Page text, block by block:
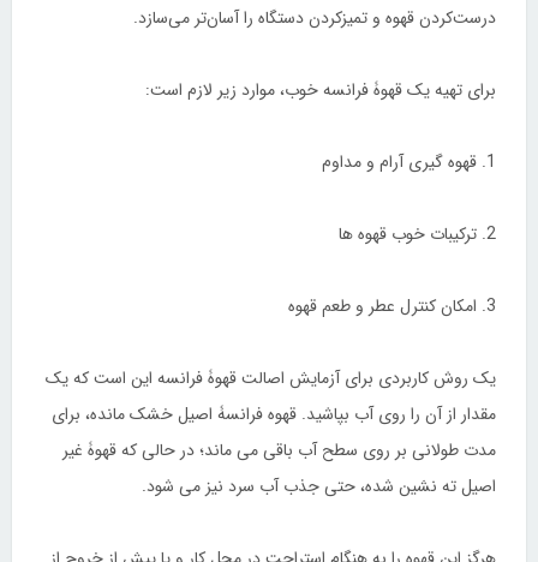
درست‌کردن قهوه و تمیزکردن دستگاه را آسان‌تر می‌سازد.
برای تهیه یک قهوۀ فرانسه خوب، موارد زیر لازم است:
1. قهوه گیری آرام و مداوم
2. ترکیبات خوب قهوه ها
3. امکان کنترل عطر و طعم قهوه
یک روش کاربردی برای آزمایش اصالت قهوۀ فرانسه این است که یک
مقدار از آن را روی آب بپاشید. قهوه فرانسۀ اصیل خشک مانده، برای
مدت طولانی بر روی سطح آب باقی می ماند؛ در حالی که قهوۀ غیر
اصیل ته نشین شده، حتی جذب آب سرد نیز می شود.